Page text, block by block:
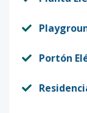
Portón